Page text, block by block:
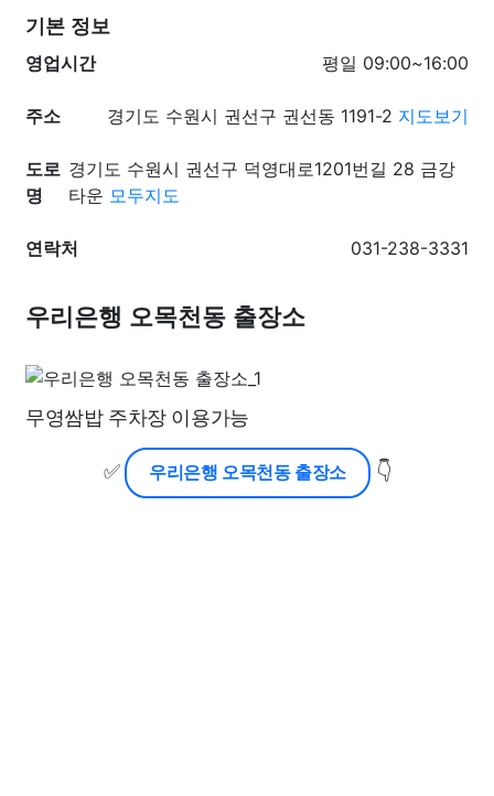
기본 정보
영업시간
평일 09:00~16:00
주소 경기도 수원시 권선구 권선동 1191-2 지도보기
도로
명
경기도 수원시 권선구 덕영대로1201번길 28 금강
타운 모두지도
연락처 031-238-3331
우리은행 오목천동 출장소
무영쌈밥 주차장 이용가능
✅
우리은행 오목천동 출장소 👇